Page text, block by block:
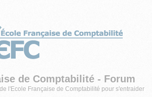
de Comptabilité - Forum
l'Ecole Française de Comptabilité pour s'entraider